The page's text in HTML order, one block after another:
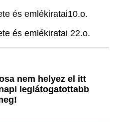
és emlékiratai10.o.
és emlékiratai 22.o.
nem helyez el itt
leglátogatottabb